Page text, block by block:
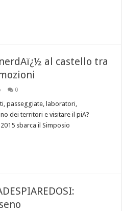
al castello tra
0
passeggiate, laboratori,
dei territori e visitare il piA?
sbarca il Simposio